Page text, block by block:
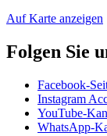
Auf Karte anzeigen
Folgen Sie
Facebook-
Instagram
YouTube-
WhatsApp-